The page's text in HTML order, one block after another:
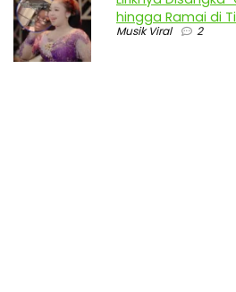
hingga Ramai di
Musik Viral 2